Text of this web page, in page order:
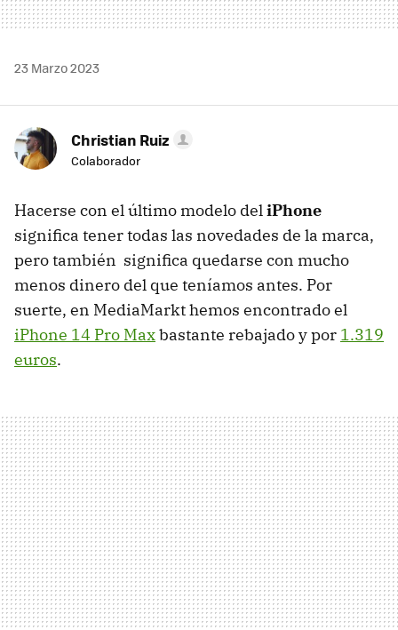
23 Marzo 2023
Christian Ruiz
Colaborador
Hacerse con el último modelo deliPhone
significa tener todas las novedades de la marca,
pero también significa quedarse con mucho
menos dinero del que teníamos antes. Por
suerte, en MediaMarkt hemos encontrado el
iPhone 14 Pro Maxbastante rebajado y por 1.319
euros.